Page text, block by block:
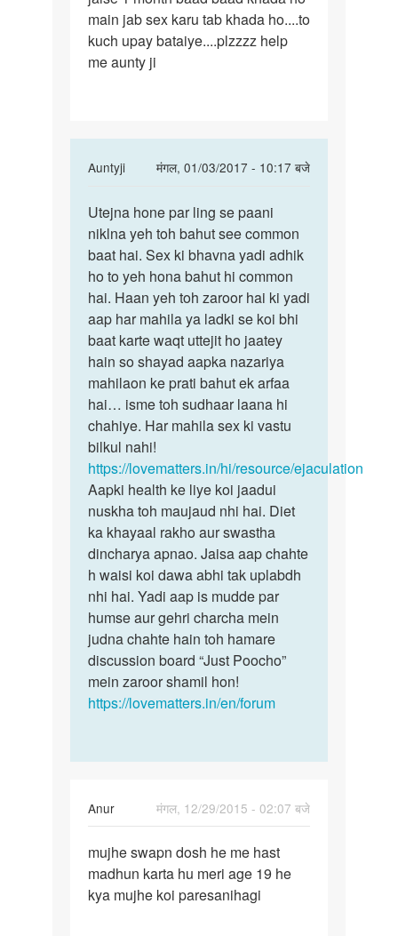
main jab sex karu tab khada ho....to
kuch upay bataiye....plzzzz help
me aunty ji
Auntyji
मंगल, 01/03/2017 - 10:17 बजे
In
to
aunty
ji...main
koi
v
ladki
by
ravi
kumar
varma
Utejna
hone
par
ling
se
paani
Utejna hone par ling se paani
niklna yeh toh bahut see common
baat hai. Sex ki bhavna yadi adhik
ho to yeh hona bahut hi common
hai. Haan yeh toh zaroor hai ki yadi
aap har mahila ya ladki se koi bhi
baat karte waqt uttejit ho jaatey
hain so shayad aapka nazariya
mahilaon ke prati bahut ek arfaa
hai… isme toh sudhaar laana hi
chahiye. Har mahila sex ki vastu
bilkul nahi!
https://lovematters.in/hi/resource/ejaculation
Aapki health ke liye koi jaadui
nuskha toh maujaud nhi hai. Diet
ka khayaal rakho aur swastha
dincharya apnao. Jaisa aap chahte
h waisi koi dawa abhi tak uplabdh
nhi hai. Yadi aap is mudde par
humse aur gehri charcha mein
judna chahte hain toh hamare
discussion board “Just Poocho”
mein zaroor shamil hon!
https://lovematters.in/en/forum
Anur
मंगल, 12/29/2015 - 02:07 बजे
mujhe
swapn
dosh
mujhe swapn dosh he me hast
madhun karta hu meri age 19 he
kya mujhe koi paresanihagi